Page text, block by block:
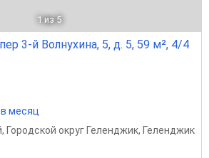
1 из 5
3-й Волнухина, 5, д. 5, 59 м², 4/4
месяц
, Городской округ Геленджик, Геленджик